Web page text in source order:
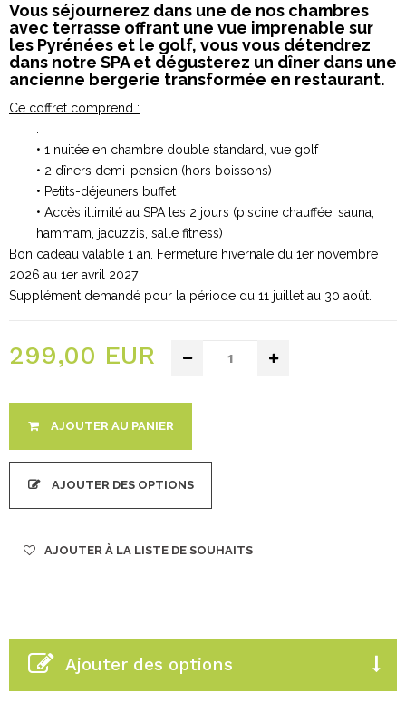
Vous séjournerez dans une de nos chambres
avec terrasse offrant une vue imprenable sur
les Pyrénées et le golf, vous vous détendrez
dans notre SPA et dégusterez un dîner dans une
ancienne bergerie transformée en restaurant.
Ce coffret comprend :
• 1 nuitée en chambre double standard, vue golf
• 2 dîners demi-pension (hors boissons)
• Petits-déjeuners buffet
• Accès illimité au SPA les 2 jours (piscine chauffée, sauna,
hammam, jacuzzis, salle fitness)
Bon cadeau valable 1 an. Fermeture hivernale du 1er novembre
2026 au 1er avril 2027
Supplément demandé pour la période du 11 juillet au 30 août.
299,00 EUR
AJOUTER AU PANIER
AJOUTER DES OPTIONS
AJOUTER À LA LISTE DE SOUHAITS
Ajouter des options